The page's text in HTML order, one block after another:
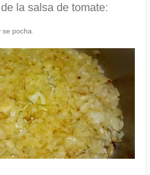
la salsa de tomate:
pocha.